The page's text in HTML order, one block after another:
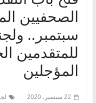
سبتمبر..
للمتقدمين
المؤجلين
22 سبتمبر، 2020